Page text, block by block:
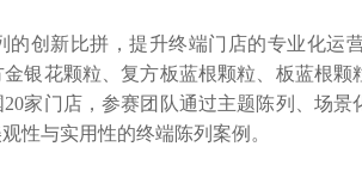
新比拼，提升终端门店的专业化运
金银花颗粒、复方板蓝根颗粒、板蓝根
家门店，参赛团队通过主题陈列、场
性与实用性的终端陈列案例。